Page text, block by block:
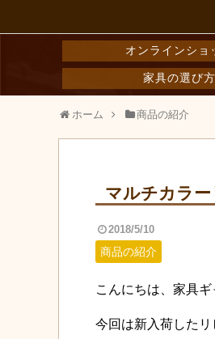
オンラインショ
家具の選び方
ホーム 商品の紹介
マルチカラ
2018/5/10
商品の紹介
こんにちは、家具
今回は新入荷したリ